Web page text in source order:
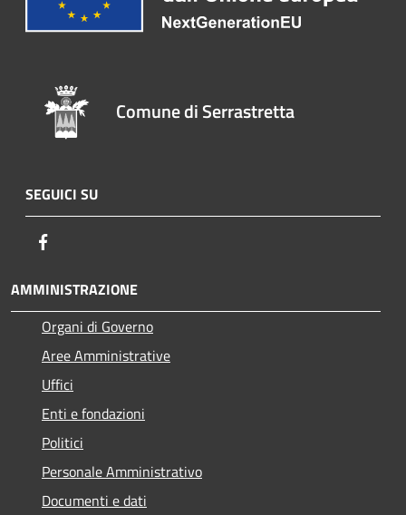
Comune di Serrastretta
SEGUICI SU
AMMINISTRAZIONE
Organi di Governo
Aree Amministrative
Uffici
Enti e fondazioni
Politici
Personale Amministrativo
Documenti e dati